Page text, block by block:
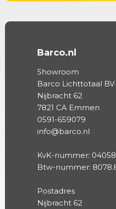
Barco.nl
Showroom
Barco Lichttotaal BV
Nijbracht 62
7821 CA Emmen
0591-659079
info@barco.nl
KvK-nummer:
Btw-nummer:
Postadres
Nijbracht 62